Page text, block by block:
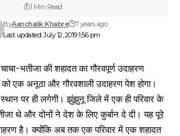
Last updated: July 12, 2019 1:56 pm
ByAanchalik Khabre 7 years ago
1 Min Read
भतीजा की शहादत का गौरवपूर्ण उदाहरण
एक अनूठा और गौरवशाली उदाहरण पेश होगा।
स्थान पर ही लगेगी। झुंझुनू जिले में एक ही परिवार के
थे और दोनों ने देश के लिए कुर्बान दे दी। यह पूरे
है। क्योंकि अब तक एक परिवार में एक शहादत